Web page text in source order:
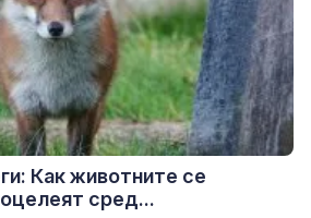
Как животните се
сред...